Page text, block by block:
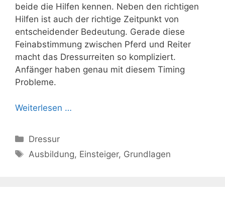
beide die Hilfen kennen. Neben den richtigen
Hilfen ist auch der richtige Zeitpunkt von
entscheidender Bedeutung. Gerade diese
Feinabstimmung zwischen Pferd und Reiter
macht das Dressurreiten so kompliziert.
Anfänger haben genau mit diesem Timing
Probleme.
Weiterlesen …
Kategorien
Dressur
Schlagwörter
Ausbildung, Einsteiger, Grundlagen